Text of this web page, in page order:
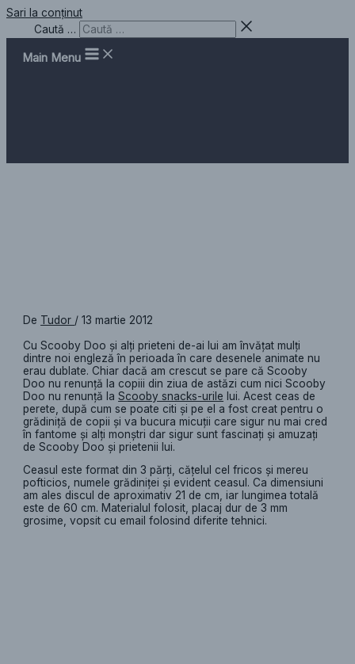
Sari la conținut
Caută …
Main Menu
De Tudor /13 martie 2012
Cu Scooby Doo și alți prieteni de-ai lui am învățat mulți
dintre noi engleză în perioada în care desenele animate nu
erau dublate. Chiar dacă am crescut se pare că Scooby
Doo nu renunță la copiii din ziua de astăzi cum nici Scooby
Doo nu renunță laScooby snacks-urile lui. Acest ceas de
perete, după cum se poate citi și pe el a fost creat pentru o
grădiniță de copii și va bucura micuții care sigur nu mai cred
în fantome și alți monștri dar sigur sunt fascinați și amuzați
de Scooby Doo și prietenii lui.
Ceasul este format din 3 părți, cățelul cel fricos și mereu
pofticios, numele grădiniței și evident ceasul. Ca dimensiuni
am ales discul de aproximativ 21 de cm, iar lungimea totală
este de 60 cm. Materialul folosit, placaj dur de 3 mm
grosime, vopsit cu email folosind diferite tehnici.